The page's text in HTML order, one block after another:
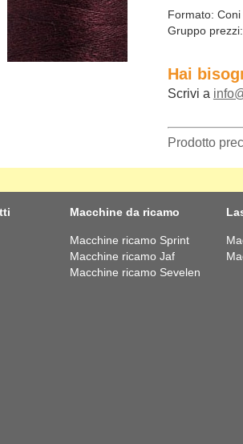
Formato: Coni
Gruppo prezzi:
Hai
Scrivi a
Prodotto
Macchine da ricamo
Macchine ricamo Sprint
Macchine ricamo Jaf
Macchine ricamo Sevelen